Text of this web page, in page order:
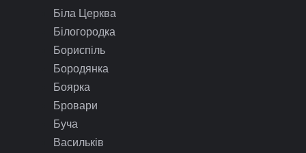
Біла Церква
Білогородка
Бориспіль
Бородянка
Боярка
Бровари
Буча
Васильків